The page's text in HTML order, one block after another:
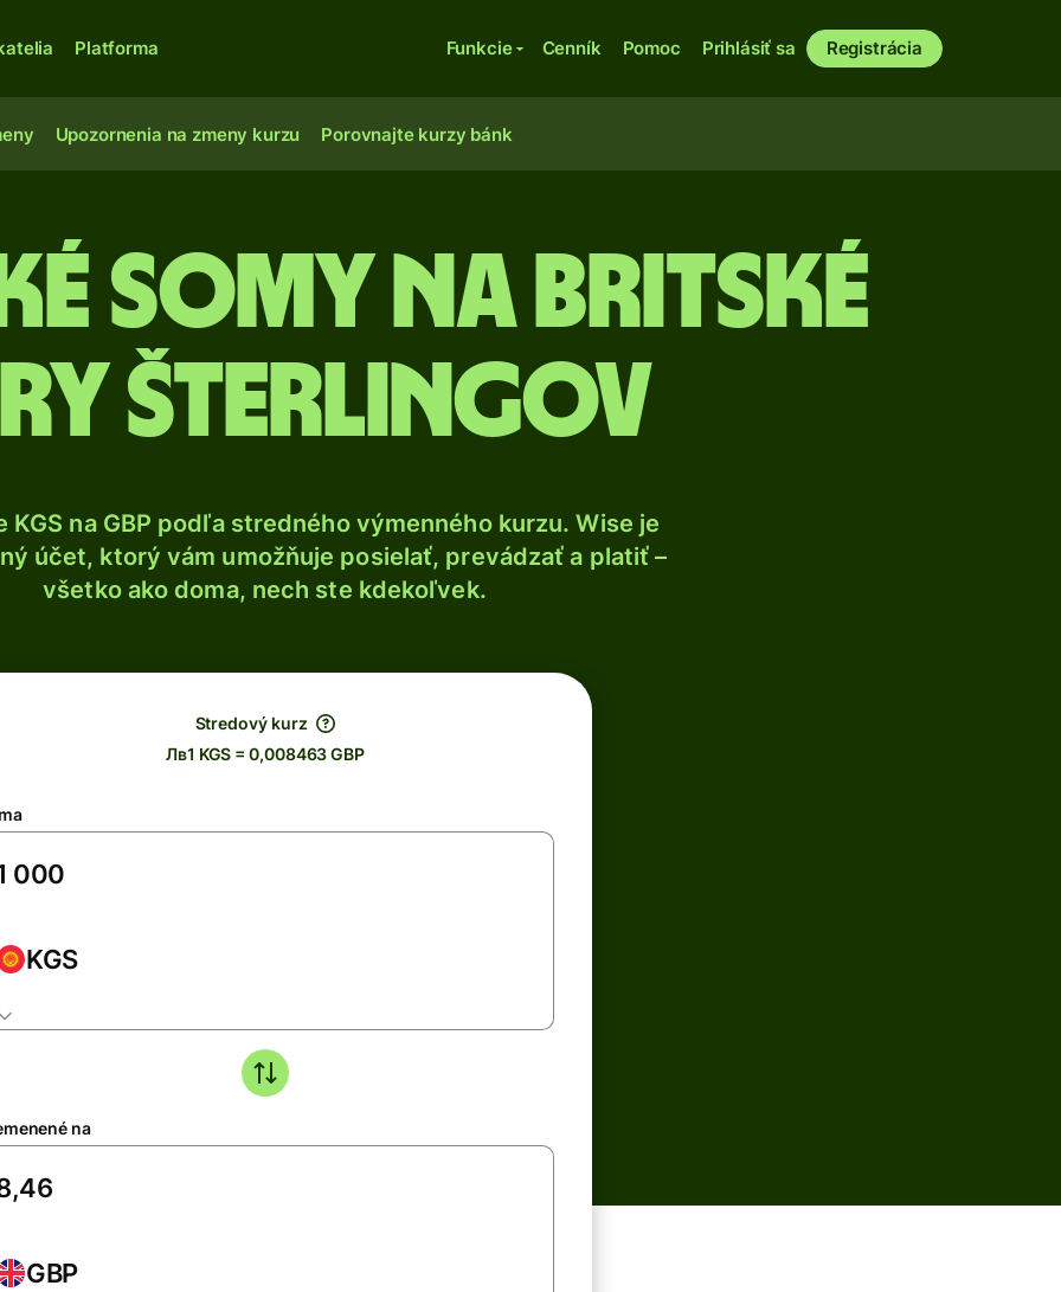
Platforma Funkcie Cenník Pomoc Prihlásiť sa Registrácia
Upozornenia na zmeny kurzu Porovnajte kurzy bánk
somy na britské
šterlingov
KGS na GBP podľa stredného výmenného kurzu. Wise je
účet, ktorý vám umožňuje posielať, prevádzať a platiť –
všetko ako doma, nech ste kdekoľvek.
Stredový kurz
Лв1 KGS = 0,008463 GBP
KGS
na
GBP